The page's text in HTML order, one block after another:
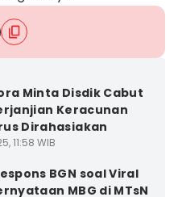
Minta Disdik Cabut
Keracunan
Dirahasiakan
11:58 WIB
BGN soal Viral
MBG di MTsN